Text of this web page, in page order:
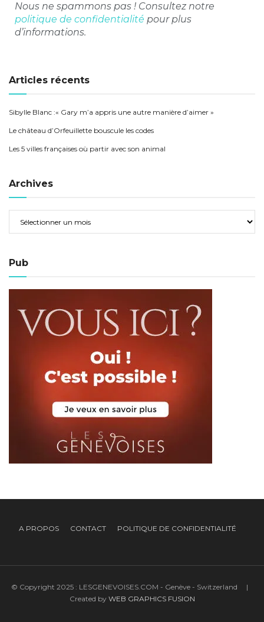
Nous ne spammons pas ! Consultez notre
politique de confidentialité pour plus
d’informations.
Articles récents
Sibylle Blanc :« Gary m’a appris une autre manière d’aimer »
Le château d’Orfeuillette bouscule les codes
Les 5 villes françaises où partir avec son animal
Archives
Pub
A PROPOS CONTACT POLITIQUE DE CONFIDENTIALITÉ
© Copyright 2025 : LESGENEVOISES.COM - Genève - Switzerland |
Created by WEB GRAPHICS FUSION